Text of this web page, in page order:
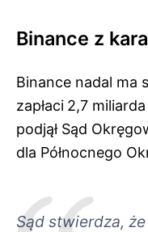
Binance z
Binance nadal ma
zapłaci 2,7
podjął Sąd
dla Północnego
Sąd stwierdza,